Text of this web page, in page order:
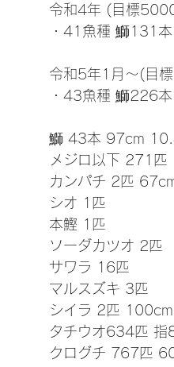
令和4年 (目標
・41魚種 鰤131
令和5年1月～(目
・43魚種 鰤226
鰤 43本 97cm
メジロ以下 271匹
カンパチ 2匹
シオ 1匹
本鰹 1匹
ソーダカツオ 2匹
サワラ 16匹
マルスズキ 3匹
シイラ 2匹 100cm
タチウオ634匹
クログチ 767匹